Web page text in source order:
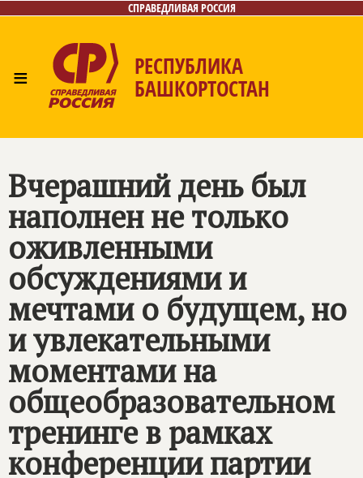
СПРАВЕДЛИВАЯ РОССИЯ
≡ РЕСПУБЛИКА
БАШКОРТОСТАН
Контакты
Вчерашний день был
наполнен не только
оживленными
обсуждениями и
мечтами о будущем, но
и увлекательными
моментами на
общеобразовательном
тренинге в рамках
конференции партии